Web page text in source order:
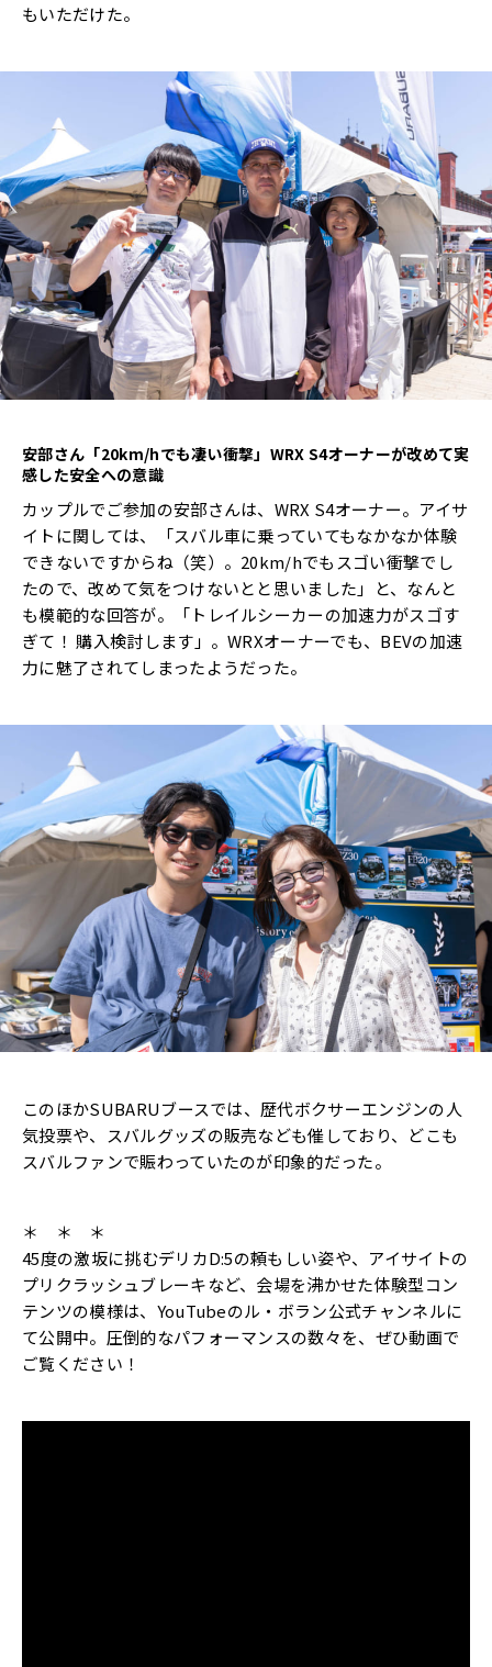
もいただけた。
安部さん「20km/hでも凄い衝撃」 WRX S4オーナーが改めて実
感した安全への意識
カップルでご参加の安部さんは、WRX S4オーナー。アイサ
イトに関しては、「スバル車に乗っていてもなかなか体験
できないですからね（笑）。20km/hでもスゴい衝撃でし
たので、改めて気をつけないとと思いました」と、なんと
も模範的な回答が。「トレイルシーカーの加速力がスゴす
ぎて！ 購入検討します」。WRXオーナーでも、BEVの加速
力に魅了されてしまったようだった。
このほかSUBARUブースでは、歴代ボクサーエンジンの人
気投票や、スバルグッズの販売なども催しており、どこも
スバルファンで賑わっていたのが印象的だった。
＊ ＊ ＊
45度の激坂に挑むデリカD:5の頼もしい姿や、アイサイトの
プリクラッシュブレーキなど、会場を沸かせた体験型コン
テンツの模様は、YouTubeのル・ボラン公式チャンネルに
て公開中。圧倒的なパフォーマンスの数々を、ぜひ動画で
ご覧ください！